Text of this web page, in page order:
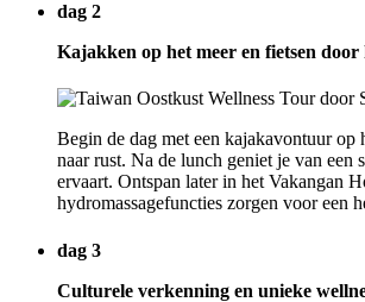
dag 2
Kajakken op het meer en fietsen
Begin de dag met een kajakavontuur
naar rust. Na de lunch geniet je van
ervaart. Ontspan later in het Vakangan
hydromassagefuncties zorgen voor een
dag 3
Culturele verkenning en unieke